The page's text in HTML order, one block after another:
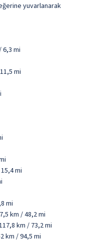
yuvarlanarak
6,3 mi
mi
mi
mi
km / 48,2 mi
km / 73,2 mi
km / 94,5 mi